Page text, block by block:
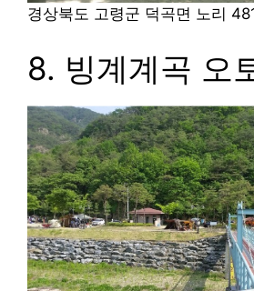
경상북도 고령군 덕곡면 노리
8. 빙계계곡 오